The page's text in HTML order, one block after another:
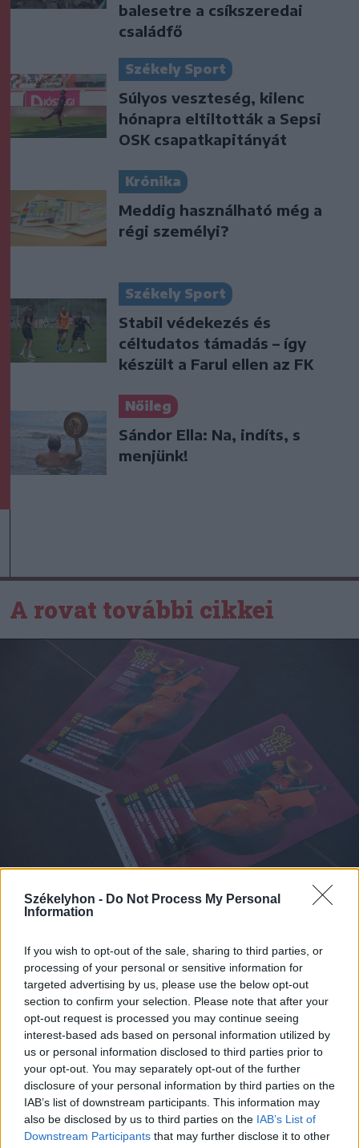
Székelyhon - Do Not Process My Personal
Information
If you wish to opt-out of the sale, sharing to third parties, or
processing of your personal or sensitive information for
targeted advertising by us, please use the below opt-out
section to confirm your selection. Please note that after your
opt-out request is processed you may continue seeing
interest-based ads based on personal information utilized by
us or personal information disclosed to third parties prior to
your opt-out. You may separately opt-out of the further
disclosure of your personal information by third parties on the
IAB’s list of downstream participants. This information may
also be disclosed by us to third parties on the IAB’s List of
Downstream Participants that may further disclose it to other
balesetre a csíkszeredai
családfő
Székely Sport
Súlyos veszteség, kilenc
hónapra eltiltották a Sepsi
OSK csapatkapitányát
Krónika
Meddig használható még a
régi személyi?
Székely Sport
Stabil védekezés és
céltudatos támadás – így
készült a Farul ellen az FK
Nőileg
Sándor Ella: Na, indíts, s
menjünk!
A rovat további cikkei
2026. augusztus 04., kedd
világsztárokkal, helyi
tehetségekkel és új reményekkel
érkezik a 16. Csíki Jazz